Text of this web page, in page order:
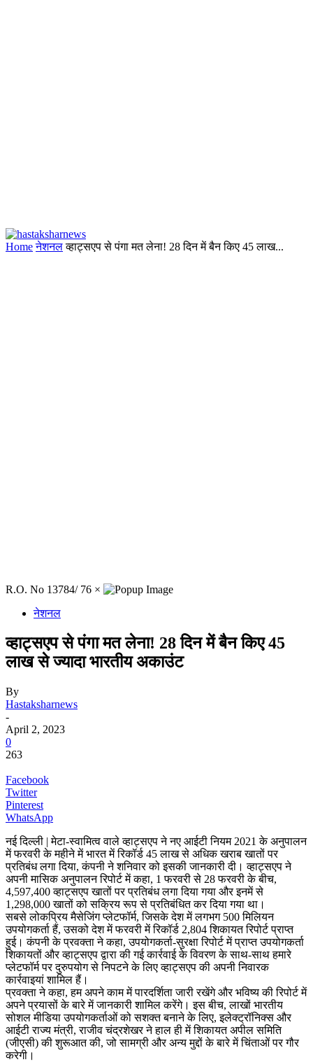
Home नेशनल व्हाट्सएप से पंगा मत लेना! 28 दिन में बैन किए 45 लाख...
R.O. No 13784/ 76 ×
नेशनल
व्हाट्सएप से पंगा मत लेना! 28 दिन में बैन किए 45
लाख से ज्यादा भारतीय अकाउंट
By
Hastaksharnews
-
April 2, 2023
0
263
Facebook
Twitter
Pinterest
WhatsApp
नई दिल्ली | मेटा-स्वामित्व वाले व्हाट्सएप ने नए आईटी नियम 2021 के अनुपालन
में फरवरी के महीने में भारत में रिकॉर्ड 45 लाख से अधिक खराब खातों पर
प्रतिबंध लगा दिया, कंपनी ने शनिवार को इसकी जानकारी दी। व्हाट्सएप ने
अपनी मासिक अनुपालन रिपोर्ट में कहा, 1 फरवरी से 28 फरवरी के बीच,
4,597,400 व्हाट्सएप खातों पर प्रतिबंध लगा दिया गया और इनमें से
1,298,000 खातों को सक्रिय रूप से प्रतिबंधित कर दिया गया था।
सबसे लोकप्रिय मैसेजिंग प्लेटफॉर्म, जिसके देश में लगभग 500 मिलियन
उपयोगकर्ता हैं, उसको देश में फरवरी में रिकॉर्ड 2,804 शिकायत रिपोर्ट प्राप्त
हुई। कंपनी के प्रवक्ता ने कहा, उपयोगकर्ता-सुरक्षा रिपोर्ट में प्राप्त उपयोगकर्ता
शिकायतों और व्हाट्सएप द्वारा की गई कार्रवाई के विवरण के साथ-साथ हमारे
प्लेटफॉर्म पर दुरुपयोग से निपटने के लिए व्हाट्सएप की अपनी निवारक
कार्रवाइयां शामिल हैं।
प्रवक्ता ने कहा, हम अपने काम में पारदर्शिता जारी रखेंगे और भविष्य की रिपोर्ट में
अपने प्रयासों के बारे में जानकारी शामिल करेंगे। इस बीच, लाखों भारतीय
सोशल मीडिया उपयोगकर्ताओं को सशक्त बनाने के लिए, इलेक्ट्रॉनिक्स और
आईटी राज्य मंत्री, राजीव चंद्रशेखर ने हाल ही में शिकायत अपील समिति
(जीएसी) की शुरूआत की, जो सामग्री और अन्य मुद्दों के बारे में चिंताओं पर गौर
करेगी।